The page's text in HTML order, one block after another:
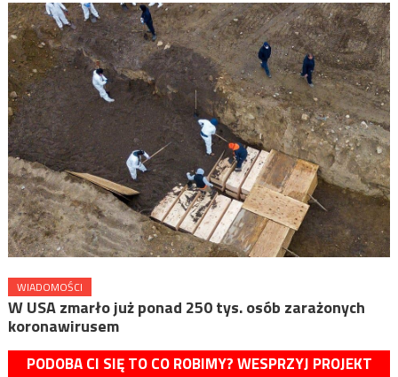
WIADOMOŚCI
W USA zmarło już ponad 250 tys. osób zarażonych
koronawirusem
PODOBA CI SIĘ TO CO ROBIMY? WESPRZYJ PROJEKT